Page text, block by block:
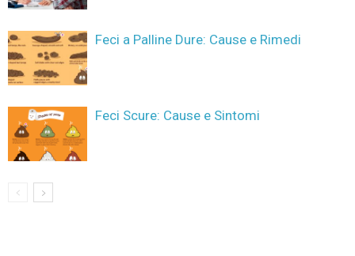
Feci a Palline Dure: Cause e Rimedi
Feci Scure: Cause e Sintomi